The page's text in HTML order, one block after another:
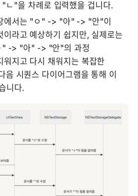
ㄴ"을 차례로 입력했을 겁니다.
에서는 "ㅇ" -> "아" -> "안"이
이라고 예상하기 쉽지만, 실제로는
" -> "아" -> "안"의 과정
워지고 다시 채워지는 복잡한
음 시퀀스 다이어그램을 통해 이
니다.